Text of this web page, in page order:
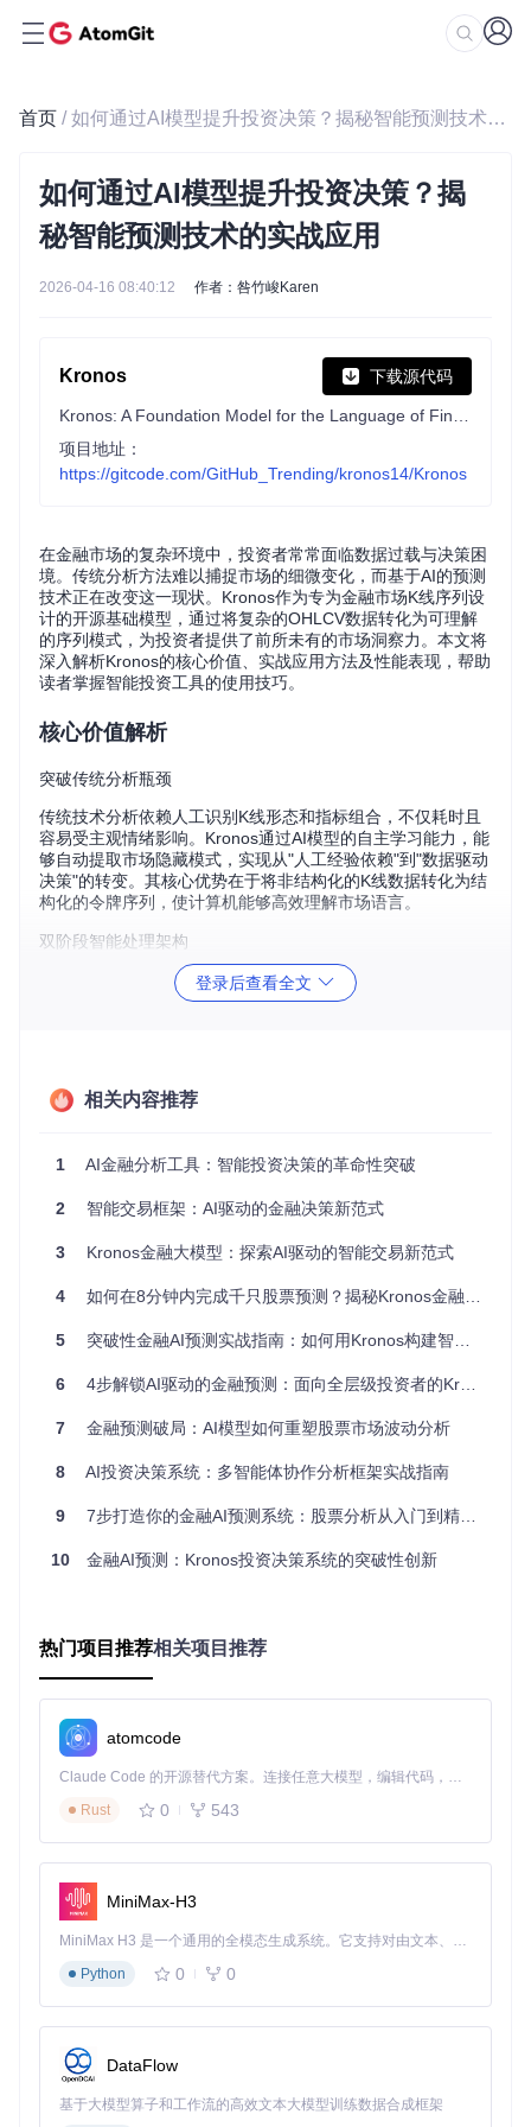
首页 / 如何通过AI模型提升投资决策？揭秘智能预测技术的实战应用
如何通过AI模型提升投资决策？揭
秘智能预测技术的实战应用
2026-04-16 08:40:12 作者：咎竹峻Karen
Kronos 下载源代码
项目地址：
https://gitcode.com/GitHub_Trending/kronos14/Kronos
在金融市场的复杂环境中，投资者常常面临数据过载与决策困
境。传统分析方法难以捕捉市场的细微变化，而基于AI的预测
技术正在改变这一现状。Kronos作为专为金融市场K线序列设
计的开源基础模型，通过将复杂的OHLCV数据转化为可理解
的序列模式，为投资者提供了前所未有的市场洞察力。本文将
深入解析Kronos的核心价值、实战应用方法及性能表现，帮助
读者掌握智能投资工具的使用技巧。
核心价值解析
突破传统分析瓶颈
传统技术分析依赖人工识别K线形态和指标组合，不仅耗时且
容易受主观情绪影响。Kronos通过AI模型的自主学习能力，能
够自动提取市场隐藏模式，实现从"人工经验依赖"到"数据驱动
决策"的转变。其核心优势在于将非结构化的K线数据转化为结
构化的令牌序列，使计算机能够高效理解市场语言。
双阶段智能处理架构
Kronos采用创新的两阶段处理机制，彻底改变了金融时间序列
列，实现数据的高效压缩与特征提取。这一过程类似于自然语
列进行分析，通过交叉注意力机制捕捉长短期依赖关系，生成
宏观趋势和微观波动，实现多尺度市场分析。
多版本模型适配不同场景
构用户的多样化需求：
Kronos-mini（4.1M参数）：轻量级模型，适用于移动端
结果
Kronos-small（24.7M参数）：平衡性能与效率的中间版
本，适合个人投资者日常分析使用，在普通PC上即可流畅
运行
本，为机构量化交易提供深度市场洞察，需要较强计算资源
实战应用指南
快速部署与环境配置
开始使用Kronos仅需三步：获取代码库、安装依赖、启动应
用。通过以下命令即可完成基础环境配置：
cd Kronos
零代码Web界面操作
对于非技术用户，Kronos提供直观的WebUI界面，无需编写代
webui
启动后访问本地端口即可使用图形化界面加载数据、设置参数
并查看预测结果。界面设计注重用户体验，将复杂的模型参数
转化为易于理解的选项，使投资分析变得简单高效。
登录后查看全文
相关内容推荐
1 AI金融分析工具：智能投资决策的革命性突破
2 智能交易框架：AI驱动的金融决策新范式
3 Kronos金融大模型：探索AI驱动的智能交易新范式
4 如何在8分钟内完成千只股票预测？揭秘Kronos金融AI引擎的突破之道
5 突破性金融AI预测实战指南：如何用Kronos构建智能投资决策系统
6 4步解锁AI驱动的金融预测：面向全层级投资者的Kronos实战指南
7 金融预测破局：AI模型如何重塑股票市场波动分析
8 AI投资决策系统：多智能体协作分析框架实战指南
9 7步打造你的金融AI预测系统：股票分析从入门到精通指南
10 金融AI预测：Kronos投资决策系统的突破性创新
热门项目推荐相关项目推荐
atomcode
Claude Code 的开源替代方案。连接任意大模型，编辑代码，运行命令，自动验证 — 全自动执行。用 Rust 构建，极致性能。 ｜ An open-source alternative to Claude Code. Connect any LLM, edit code, run commands, and verify changes — autonomously. Built in Rust for speed. Get Started
Rust
0 543
MiniMax-H3
MiniMax H3 是一个通用的全模态生成系统。它支持对由文本、图像、视频和音频组成的多模态上下文进行统一理解，并能生成分辨率高达 2K、时长可达 15 秒的带原生立体声音频的视频。得益于面向任务泛化的系统设计，H3 在预训练阶段就已具备广泛的多模态上下文理解与生成能力，能够出色地执行复杂的多模态指令。
Python
0 0
DataFlow
基于大模型算子和工作流的高效文本大模型训练数据合成框架